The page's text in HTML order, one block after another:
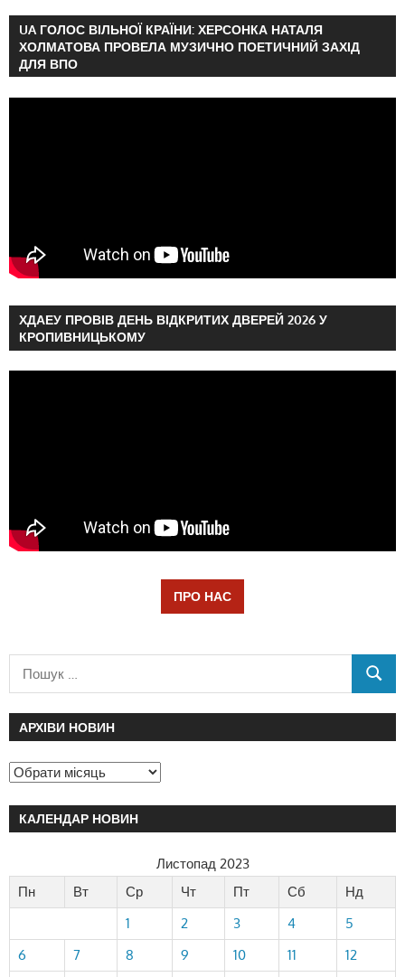
UA ГОЛОС ВІЛЬНОЇ КРАЇНИ: ХЕРСОНКА НАТАЛЯ
ХОЛМАТОВА ПРОВЕЛА МУЗИЧНО ПОЕТИЧНИЙ ЗАХІД
ДЛЯ ВПО
ХДАЕУ ПРОВІВ ДЕНЬ ВІДКРИТИХ ДВЕРЕЙ 2026 У
КРОПИВНИЦЬКОМУ
ПРО НАС
АРХІВИ НОВИН
КАЛЕНДАР НОВИН
Листопад 2023
Пн
Вт Ср Чт Пт Сб
Нд
1
2 3 4
5
6
7 8 9 10 11
12